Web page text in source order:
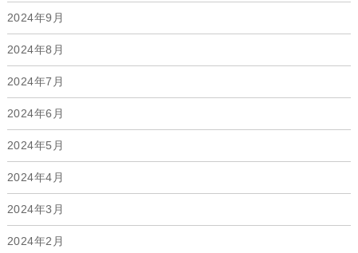
2024年9月
2024年8月
2024年7月
2024年6月
2024年5月
2024年4月
2024年3月
2024年2月